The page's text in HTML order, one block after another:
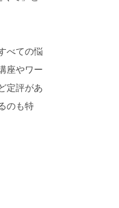
べての悩
座やワー
定評があ
のも特